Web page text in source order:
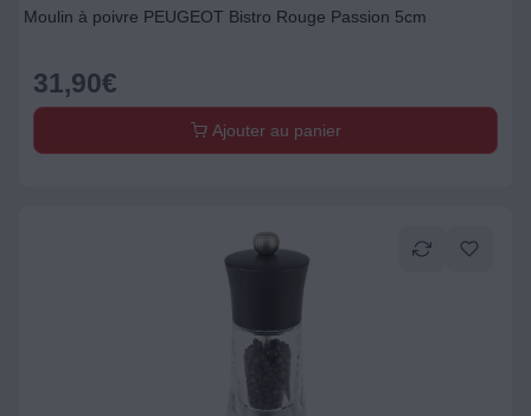
Moulin à poivre PEUGEOT Bistro Rouge Passion 5cm
31,90€
Ajouter au panier